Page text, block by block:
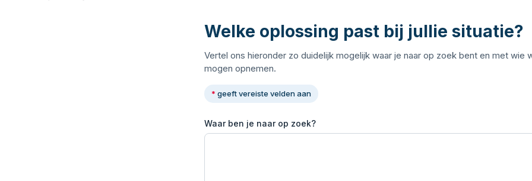
Welke oplossing past bij jullie situatie?
Vertel ons hieronder zo duidelijk mogelijk waar je naar op zoek bent en met wie
mogen opnemen.
* geeft vereiste velden aan
Waar ben je naar op zoek?